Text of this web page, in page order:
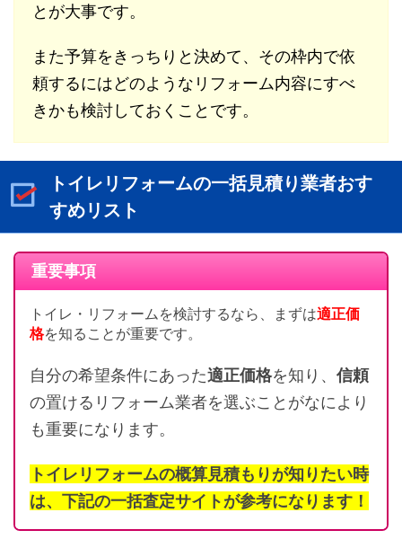
とが大事です。
また予算をきっちりと決めて、その枠内で依
頼するにはどのようなリフォーム内容にすべ
きかも検討しておくことです。
トイレリフォームの一括見積り業者おす
すめリスト
重要事項
トイレ・リフォームを検討するなら、まずは適正価
格を知ることが重要です。
自分の希望条件にあった適正価格を知り、 信頼
の置けるリフォーム業者を選ぶことがなにより
も重要になります。
トイレリフォームの概算見積もりが知りたい時
は、下記の一括査定サイトが参考になります！